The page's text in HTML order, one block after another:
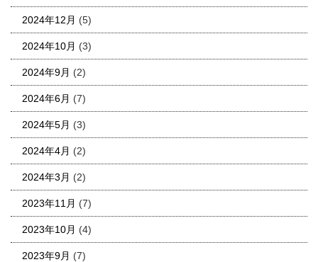
2024年12月 (5)
2024年10月 (3)
2024年9月 (2)
2024年6月 (7)
2024年5月 (3)
2024年4月 (2)
2024年3月 (2)
2023年11月 (7)
2023年10月 (4)
2023年9月 (7)